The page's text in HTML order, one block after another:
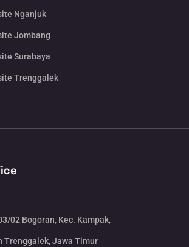
Nganjuk
Jombang
Surabaya
Trenggalek
02 Bogoran, Kec. Kampak,
Trenggalek, Jawa Timur